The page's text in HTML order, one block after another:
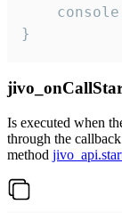
}
Is executed when
through the
method